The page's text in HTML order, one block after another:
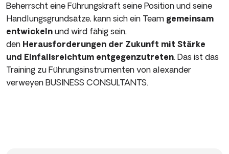
Beherrscht eine Führungskraft seine Position und seine
Handlungsgrundsätze, kann sich ein Team gemeinsam
entwickeln und wird fähig sein,
den Herausforderungen der Zukunft mit Stärke
und Einfallsreichtum entgegenzutreten. Das ist das
Training zu Führungsinstrumenten von alexander
verweyen BUSINESS CONSULTANTS.